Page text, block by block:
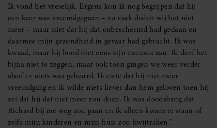
Ik vond het vreselijk. Ergens kon ik nog begrijpen dat hij
een keer was vreemdgegaan – zo vaak deden wij het niet
meer – maar niet dat hij dat onbeschermd had gedaan en
daarmee mijn gezondheid in gevaar had gebracht. Ik was
kwaad, maar hij bood niet eens zijn excuses aan. Ik durf het
bijna niet te zeggen, maar ook toen gingen we weer verder
alsof er niets was gebeurd. Ik eiste dat hij niet meer
vreemdging en ik wilde niets liever dan hem geloven toen hij
zei dat hij dat niet meer zou doen. Ik was doodsbang dat
Richard bij me weg zou gaan en ik alleen kwam te staan of
zelfs mijn kinderen en mijn huis zou kwijtraken.”